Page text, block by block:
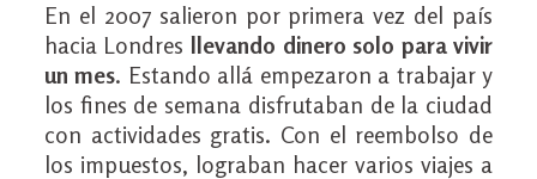
En el 2007 salieron por primera vez del país
hacia Londres llevando dinero solo para vivir
un mes. Estando allá empezaron a trabajar y
los fines de semana disfrutaban de la ciudad
con actividades gratis. Con el reembolso de
los impuestos, lograban hacer varios viajes a